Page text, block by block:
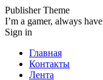
Publisher Theme
I’m a gamer, always
Sign in
Главная
Контакты
Лента